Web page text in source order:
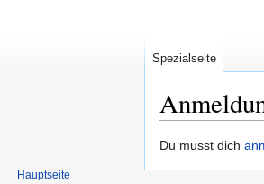
Zur
Zur
Du musst dich
Spezialseite
Hauptseite